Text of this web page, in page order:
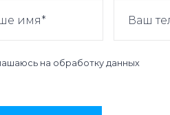
на обработку данных